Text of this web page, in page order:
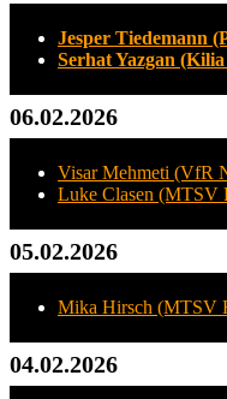
Jesper Tiedemann
Serhat Yazgan
06.02.2026
Visar Mehmeti (VfR
Luke Clasen (MTSV
05.02.2026
Mika Hirsch (MTSV
04.02.2026